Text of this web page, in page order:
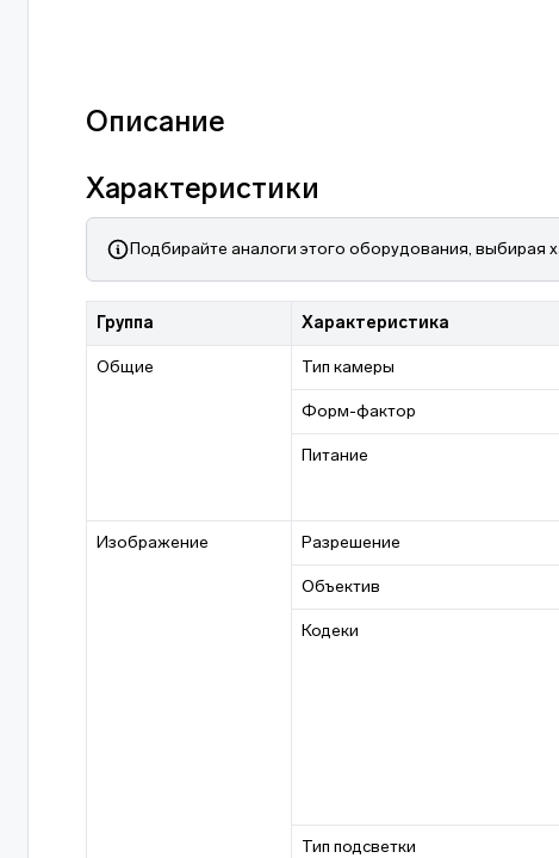
Описание
Характеристики
Подбирайте аналоги этого оборудования, выбирая
Группа Характеристика
Общие Тип камеры
Форм-фактор
Питание
Изображение Разрешение
Объектив
Кодеки
Тип подсветки